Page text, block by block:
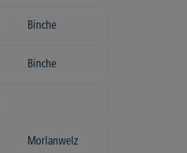
Binche
Binche
Morlanwelz